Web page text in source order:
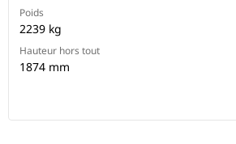
Poids
2239 kg
Hauteur hors tout
1874 mm